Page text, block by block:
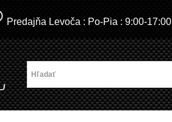
Predajňa Levoča : Po-Pia : 9:00-17:00